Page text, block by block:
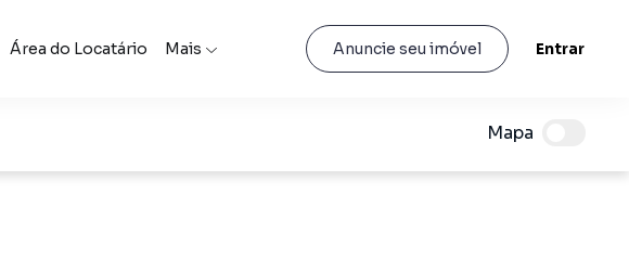
Área do Locatário Mais Anuncie seu imóvel Entrar
Mapa